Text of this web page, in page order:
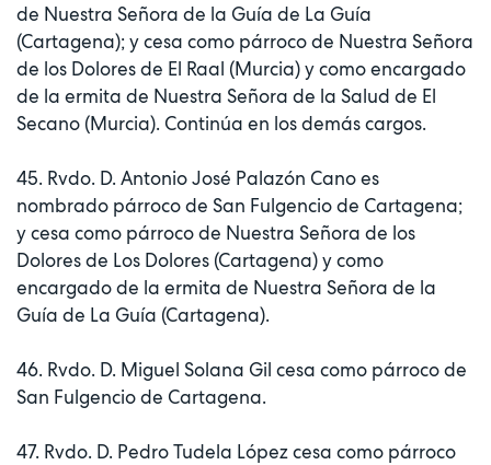
de Nuestra Señora de la Guía de La Guía
(Cartagena); y cesa como párroco de Nuestra Señora
de los Dolores de El Raal (Murcia) y como encargado
de la ermita de Nuestra Señora de la Salud de El
Secano (Murcia). Continúa en los demás cargos.
45. Rvdo. D. Antonio José Palazón Cano es
nombrado párroco de San Fulgencio de Cartagena;
y cesa como párroco de Nuestra Señora de los
Dolores de Los Dolores (Cartagena) y como
encargado de la ermita de Nuestra Señora de la
Guía de La Guía (Cartagena).
46. Rvdo. D. Miguel Solana Gil cesa como párroco de
San Fulgencio de Cartagena.
47. Rvdo. D. Pedro Tudela López cesa como párroco